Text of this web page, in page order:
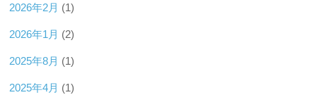
2026年2月 (1)
2026年1月 (2)
2025年8月 (1)
2025年4月 (1)